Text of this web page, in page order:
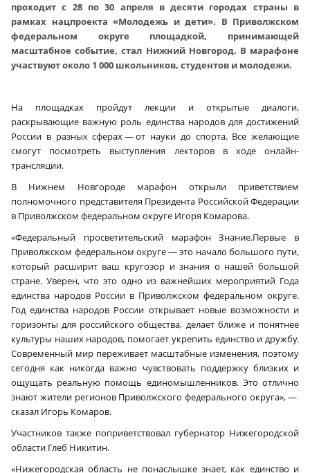
проходит с 28 по 30 апреля в десяти городах страны в
рамках нацпроекта «Молодежь и дети». В Приволжском
федеральном округе площадкой, принимающей
масштабное событие, стал Нижний Новгород. В марафоне
участвуют около 1 000 школьников, студентов и молодежи.
На площадках пройдут лекции и открытые диалоги,
раскрывающие важную роль единства народов для достижений
России в разных сферах — от науки до спорта. Все желающие
смогут посмотреть выступления лекторов в ходе онлайн-
трансляции.
В Нижнем Новгороде марафон открыли приветствием
полномочного представителя Президента Российской Федерации
в Приволжском федеральном округе Игоря Комарова.
«Федеральный просветительский марафон Знание.Первые в
Приволжском федеральном округе — это начало большого пути,
который расширит ваш кругозор и знания о нашей большой
стране. Уверен, что это одно из важнейших мероприятий Года
единства народов России в Приволжском федеральном округе.
Год единства народов России открывает новые возможности и
горизонты для российского общества, делает ближе и понятнее
культуры наших народов, помогает укрепить единство и дружбу.
Современный мир переживает масштабные изменения, поэтому
сегодня как никогда важно чувствовать поддержку близких и
ощущать реальную помощь единомышленников. Это отлично
знают жители регионов Приволжского федерального округа», —
сказал Игорь Комаров.
Участников также поприветствовал губернатор Нижегородской
области Глеб Никитин.
«Нижегородская область не понаслышке знает, как единство и